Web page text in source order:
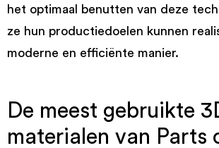
het optimaal benutten van deze
ze hun productiedoelen kunnen
moderne en efficiënte manier.
De meest gebruikte
materialen van Parts